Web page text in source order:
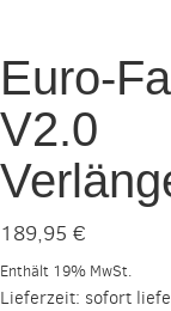
Euro-
V2.0
189,95 €
Enthält 19% MwSt.
Lieferzeit: sofort